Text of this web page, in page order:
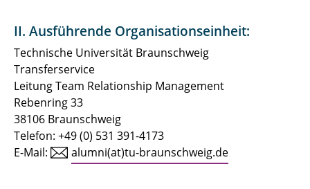
II. Ausführende Organisationseinheit:
Technische Universität Braunschweig
Transferservice
Leitung Team Relationship Management
Rebenring 33
38106 Braunschweig
Telefon: +49 (0) 531 391-4173
E-Mail:
alumni(at)tu-braunschweig.de